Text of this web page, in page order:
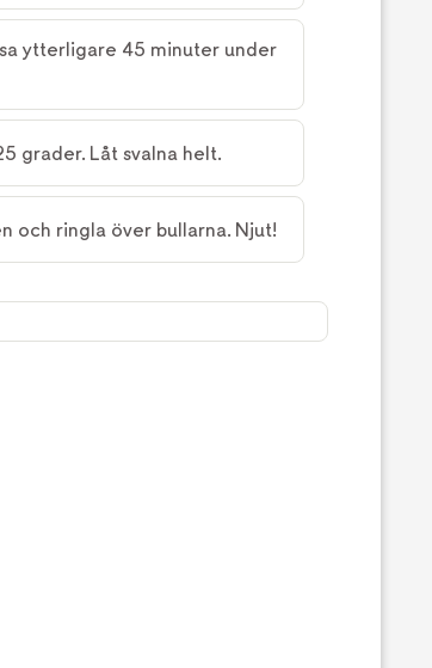
ytterligare 45 minuter under
grader. Låt svalna helt.
och ringla över bullarna. Njut!